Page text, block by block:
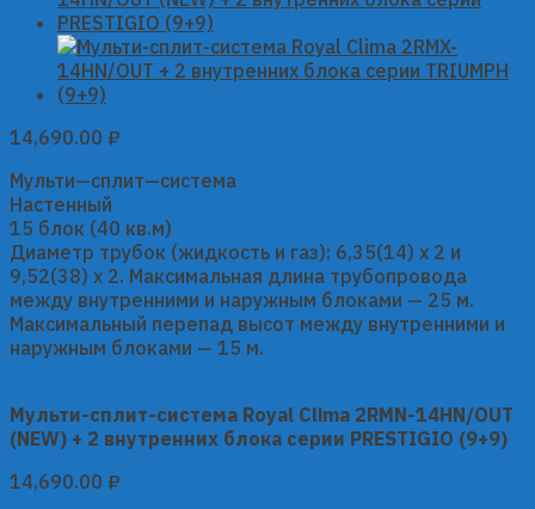
14,690.00 ₽
Мульти—сплит—система
Настенный
15 блок (40 кв.м)
Диаметр трубок (жидкость и газ): 6,35(14) x 2 и
9,52(38) x 2. Максимальная длина трубопровода
между внутренними и наружным блоками — 25 м.
Максимальный перепад высот между внутренними и
наружным блоками — 15 м.
Мульти-сплит-система Royal Clima 2RMN-14HN/OUT
(NEW) + 2 внутренних блока серии PRESTIGIO (9+9)
14,690.00 ₽